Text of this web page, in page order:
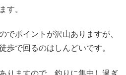
す。
でポイントが沢山ありますが、
歩で回るのはしんどいです。
りますので、釣りに集中し過ぎ